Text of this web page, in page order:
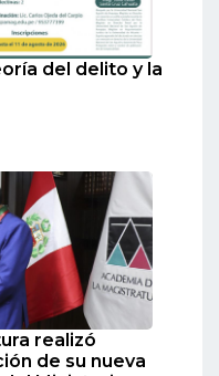
del delito y la
realizó
de su nueva